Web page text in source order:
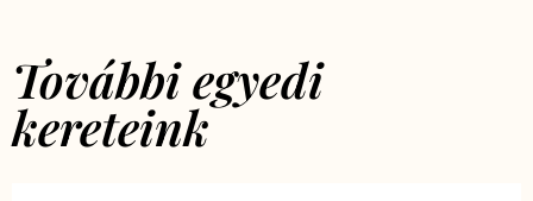
További egyedi
kereteink